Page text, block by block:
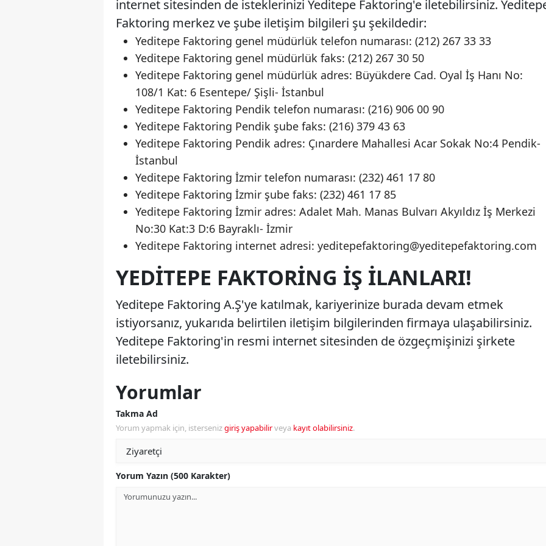
internet sitesinden de isteklerinizi Yeditepe Faktoring'e iletebilirsiniz.
Faktoring merkez ve şube iletişim bilgileri şu şekildedir:
Yeditepe Faktoring genel müdürlük telefon numarası: (212) 267 33 33
Yeditepe Faktoring genel müdürlük faks: (212) 267 30 50
Yeditepe Faktoring genel müdürlük adres: Büyükdere Cad. Oyal İş Hanı No:
108/1 Kat: 6 Esentepe/ Şişli- İstanbul
Yeditepe Faktoring Pendik telefon numarası: (216) 906 00 90
Yeditepe Faktoring Pendik şube faks: (216) 379 43 63
Yeditepe Faktoring Pendik adres: Çınardere Mahallesi Acar Sokak No:4 Pendik-
İstanbul
Yeditepe Faktoring İzmir telefon numarası: (232) 461 17 80
Yeditepe Faktoring İzmir şube faks: (232) 461 17 85
Yeditepe Faktoring İzmir adres: Adalet Mah. Manas Bulvarı Akyıldız İş Merkezi
No:30 Kat:3 D:6 Bayraklı- İzmir
Yeditepe Faktoring internet adresi: yeditepefaktoring@yeditepefaktoring.com
YEDITEPE FAKTORING İŞ İLANLARI!
Yeditepe Faktoring A.Ş'ye katılmak, kariyerinize burada devam etmek
istiyorsanız, yukarıda belirtilen iletişim bilgilerinden firmaya ulaşabilirsiniz.
Yeditepe Faktoring'in resmi internet sitesinden de özgeçmişinizi şirkete
iletebilirsiniz.
Yorumlar
Takma Ad
Yorum yapmak için, istersenizgiriş yapabilirveya kayıt olabilirsiniz.
Yorum Yazın (500 Karakter)